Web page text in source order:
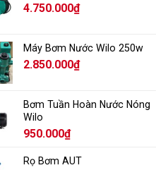
4.750.000₫
Máy Bơm Nước Wilo 250w
2.850.000₫
Bơm Tuần Hoàn Nước Nóng
Wilo
950.000₫
Rọ Bơm AUT